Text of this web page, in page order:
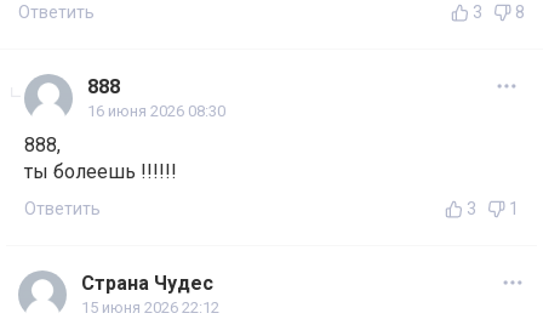
Ответить 3 8
888
16 июня 2026 08:30
888,
ты болеешь !!!!!!
Ответить 3 1
Страна Чудес
15 июня 2026 22:12